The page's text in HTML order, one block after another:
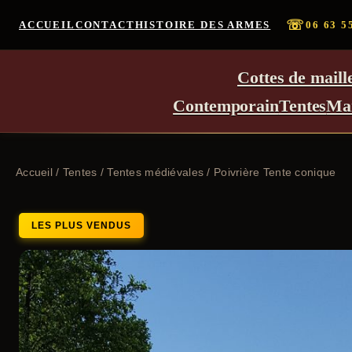
ACCUEIL CONTACTHISTOIRE DES ARMES ☏06 63
Cottes de
ContemporainTentes
Accueil/ Tentes /Tentes médiévales / Poivrière Tente conique
LES PLUS VENDUS